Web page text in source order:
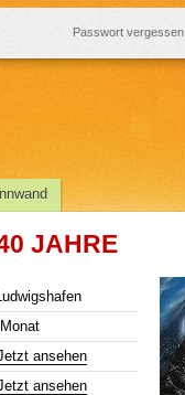
Passwort vergessen
JAHRE
ansehen
ansehen